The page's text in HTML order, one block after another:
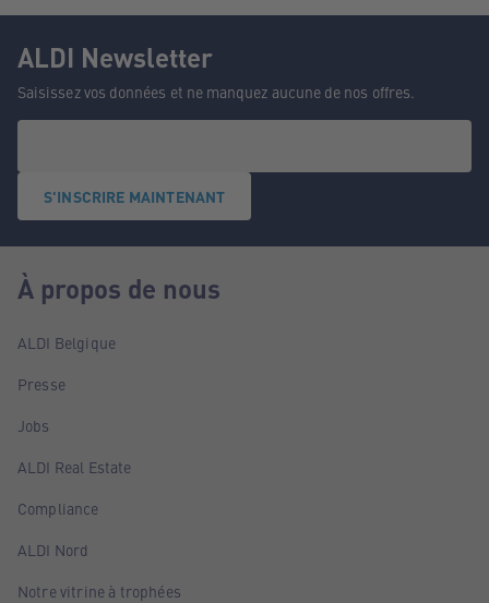
ALDI Newsletter
Saisissez vos données et ne manquez aucune de nos offres.
S'INSCRIRE MAINTENANT
À propos de nous
ALDI Belgique
Presse
Jobs
ALDI Real Estate
Compliance
ALDI Nord
Notre vitrine à trophées